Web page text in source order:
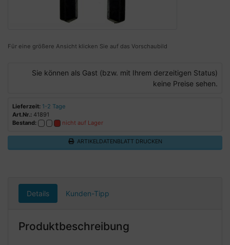
Für eine größere Ansicht klicken Sie auf das Vorschaubild
Sie können als Gast (bzw. mit Ihrem derzeitigen Status)
keine Preise sehen.
Lieferzeit: 1-2 Tage
Art.Nr.: 41891
Bestand:
nicht auf Lager
ARTIKELDATENBLATT DRUCKEN
Details Kunden-Tipp
Produktbeschreibung